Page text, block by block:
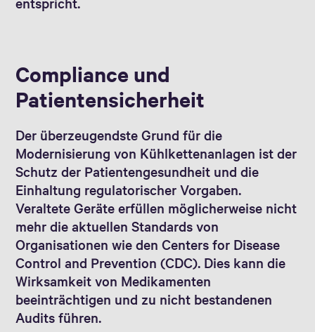
Compliance und
Patientensicherheit
Der überzeugendste Grund für die
Modernisierung von Kühlkettenanlagen ist der
Schutz der Patientengesundheit und die
Einhaltung regulatorischer Vorgaben.
Veraltete Geräte erfüllen möglicherweise nicht
mehr die aktuellen Standards von
Organisationen wie den Centers for Disease
Control and Prevention (CDC). Dies kann die
Wirksamkeit von Medikamenten
beeinträchtigen und zu nicht bestandenen
Audits führen.